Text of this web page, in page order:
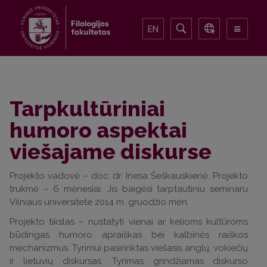
EN
Tarpkultūriniai
humoro aspektai
viešajame diskurse
Projekto vadovė – doc. dr. Inesa Šeškauskienė. Projekto
trukmė – 6 mėnesiai. Jis baigėsi tarptautiniu seminaru
Vilniaus universitete 2014 m. gruodžio mėn.
Projekto tikslas – nustatyti vienai ar kelioms kultūroms
būdingas humoro apraiškas bei kalbinės raiškos
mechanizmus. Tyrimui pasirinktas viešasis anglų, vokiečių
ir lietuvių diskursas. Tyrimas grindžiamas diskurso